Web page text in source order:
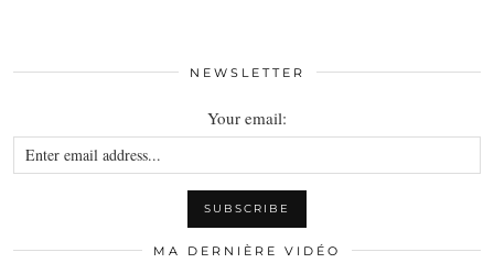
NEWSLETTER
Your email:
MA DERNIÈRE VIDÉO